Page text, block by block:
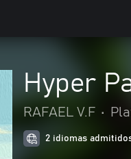
Hyper
RAFAEL V.F •
2 idiomas